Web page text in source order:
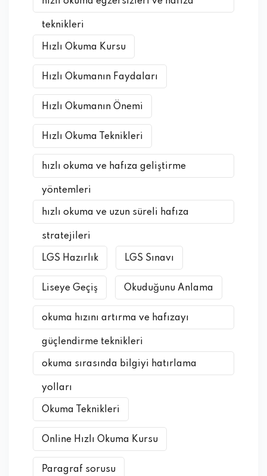
teknikleri
Hızlı Okuma Kursu
Hızlı Okumanın Faydaları
Hızlı Okumanın Önemi
Hızlı Okuma Teknikleri
hızlı okuma ve hafıza geliştirme
yöntemleri
hızlı okuma ve uzun süreli hafıza
stratejileri
LGS Hazırlık LGS Sınavı
Liseye Geçiş Okuduğunu Anlama
okuma hızını artırma ve hafızayı
güçlendirme teknikleri
okuma sırasında bilgiyi hatırlama
yolları
Okuma Teknikleri
Online Hızlı Okuma Kursu
Paragraf sorusu